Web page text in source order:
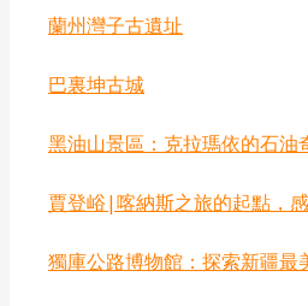
‌蘭州灣子古遺址
巴裏坤古城
黑油山景區：克拉瑪依的石油
賈登峪|喀納斯之旅的起點，
獨庫公路博物館：探索新疆最